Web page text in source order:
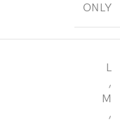
ONLY
L
,
M
,